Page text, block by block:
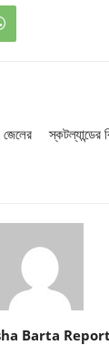
জেলের
স্কটল্যান্ডের
Barta